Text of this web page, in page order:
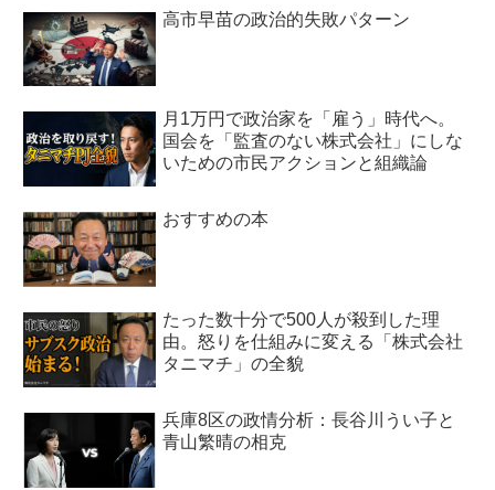
高市早苗の政治的失敗パターン
月1万円で政治家を「雇う」時代へ。
国会を「監査のない株式会社」にしな
いための市民アクションと組織論
おすすめの本
たった数十分で500人が殺到した理
由。怒りを仕組みに変える「株式会社
タニマチ」の全貌
兵庫8区の政情分析：長谷川うい子と
青山繁晴の相克